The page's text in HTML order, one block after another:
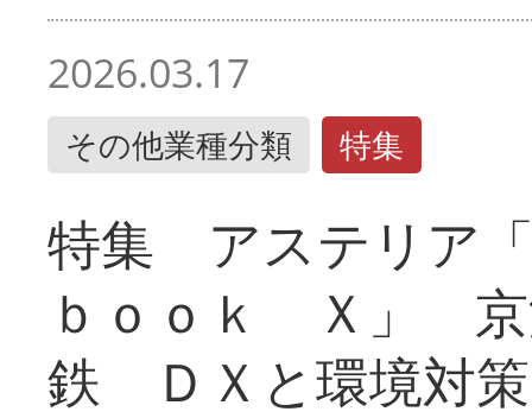
2026.03.17
その他業種分類 特集
特集 アステリア
ｂｏｏｋ Ｘ」 京
鉄 ＤＸと環境対策